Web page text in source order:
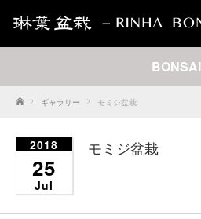
BONSAI
Home ギャラリー モミジ盆栽
2018
25
Jul
モミジ盆栽